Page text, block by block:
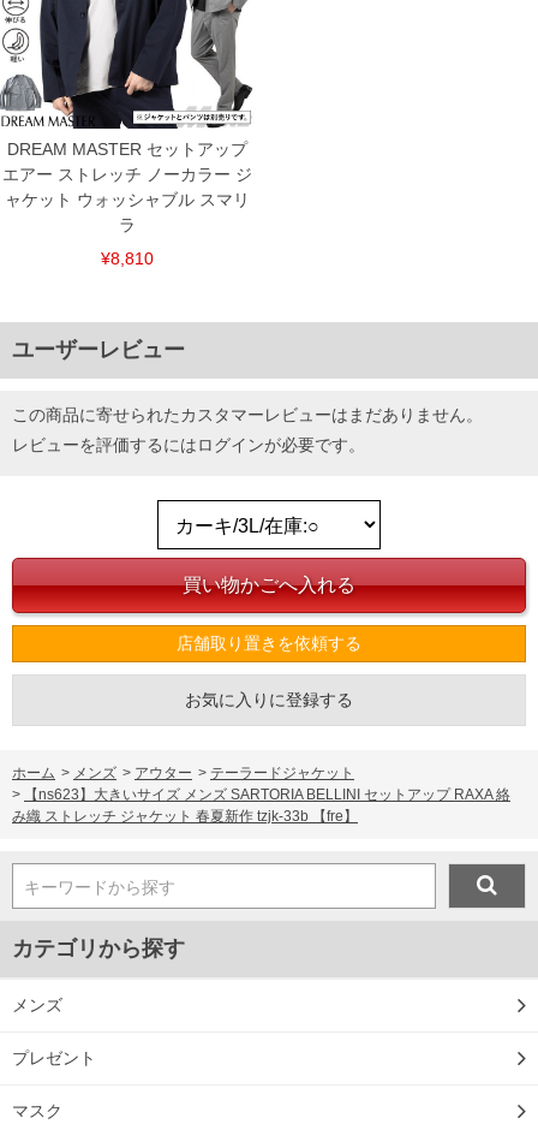
DREAM MASTER セットアップ
エアー ストレッチ ノーカラー ジ
ャケット ウォッシャブル スマリ
ラ
¥8,810
ユーザーレビュー
この商品に寄せられたカスタマーレビューはまだありません。
レビューを評価するにはログインが必要です。
店舗取り置きを依頼する
お気に入りに登録する
ホーム > メンズ > アウター > テーラードジャケット
>
【ns623】大きいサイズ メンズ SARTORIA BELLINI セットアップ RAXA 絡
み織 ストレッチ ジャケット 春夏新作 tzjk-33b 【fre】
キーワードから探す
カテゴリから探す
メンズ
プレゼント
マスク